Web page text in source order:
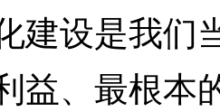
建设是我们
益、最根本